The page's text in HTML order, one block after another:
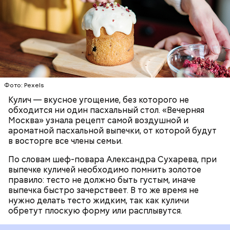
Фото: Pexels
Кулич — вкусное угощение, без которого не
обходится ни один пасхальный стол. «Вечерняя
Москва» узнала рецепт самой воздушной и
ароматной пасхальной выпечки, от которой будут
в восторге все члены семьи.
По словам шеф-повара Александра Сухарева, при
выпечке куличей необходимо помнить золотое
правило: тесто не должно быть густым, иначе
выпечка быстро зачерствеет. В то же время не
нужно делать тесто жидким, так как куличи
обретут плоскую форму или расплывутся.
отличается от классической рецептуры, так как
содержит нестандартную начинку:
ПРАЗДНИКИ РЕЦЕПТЫ ПАСХА
— В высушенных продуктах имеется клетчатка, с
которой пищеварительный тракт может не
справиться, если имеется непереносимость. Это
может спровоцировать аллергические реакции,
отек, сыпь и даже анафилактический шок. Даже у
людей с нормальной пищеварительной системой
могут возникнуть проблемы с усвоением
клетчатки, если их организм не привык ее
потреблять в большом количестве из фруктов и
овощей, — объяснила Соломатина.